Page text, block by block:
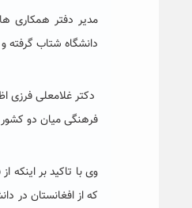
مدیر دفتر همکاری
دانشگاه شتاب گرفته و اکنون ۱۲۰ دانشجوی غیرایرانی و اتباع در این
دکتر غلامعلی فرزی
فرهنگی میان دو
وی با تاکید بر اینکه
که از افغانستان در